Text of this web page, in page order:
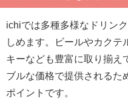
ichiでは多種多様なドリン
しめます。ビールやカクテ
キーなども豊富に取り揃え
ブルな価格で提供されるた
ポイントです。